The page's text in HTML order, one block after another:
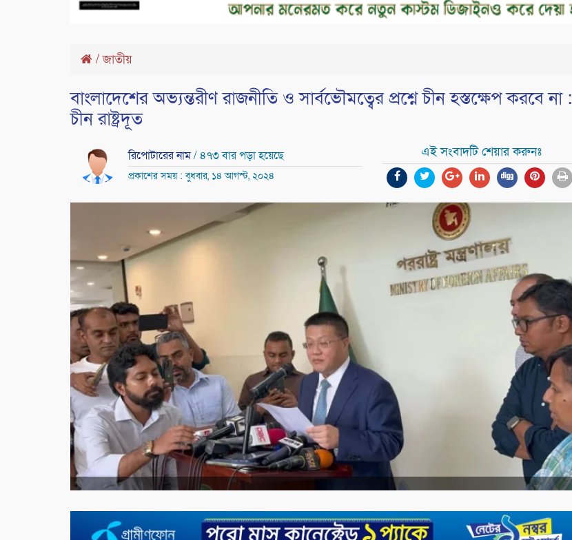
/জাতীয়
বাংলাদেশের অভ্যন্তরীণ রাজনীতি ও সার্বভৌমত্বের প্রশ্নে চীন হস্তক্ষেপ করবে না :
চীন রাষ্ট্রদূত
রিপোটারের নাম/ ৪৭৩ বার পড়া হয়েছে
প্রকাশের সময় : বুধবার, ১৪ আগস্ট, ২০২৪
এই সংবাদটি শেয়ার করুনঃ